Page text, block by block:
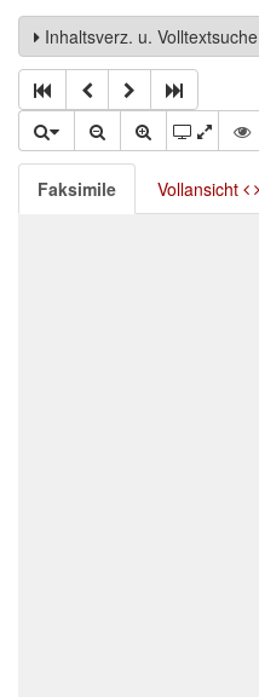
Inhaltsverz. u. Volltextsuche
Faksimile Vollansicht